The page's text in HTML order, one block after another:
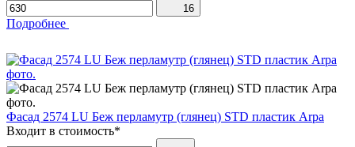
16
Подробнее
Фасад 2574 LU Беж перламутр (глянец) STD пластик Arpa
Входит в стоимость*